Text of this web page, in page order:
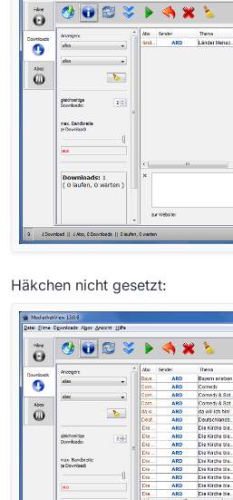
Häkchen nicht gesetzt: